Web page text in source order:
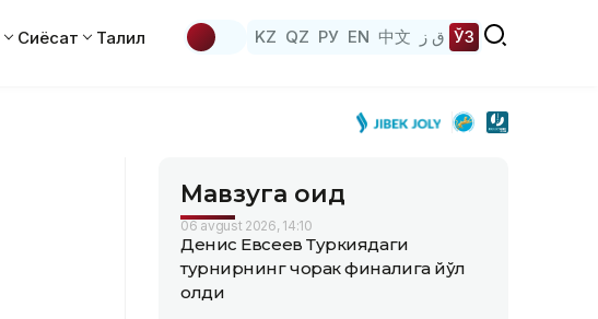
Сиёсат Таҳлил KZ QZ РУ EN 中文 ق ز ЎЗ
Мавзуга оид
06 avgust 2026, 14:10
Денис Евсеев Туркиядаги
турнирнинг чорак финалига йўл
олди